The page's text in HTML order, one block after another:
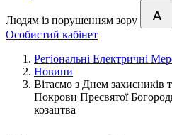
Людям із порушенням зору
Особистий кабінет
Регіональні Електричні
Новини
Вітаємо з Днем захисників
Покрови Пресвятої
козацтва